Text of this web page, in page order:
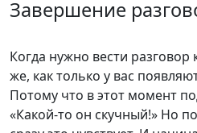
Завершение
Когда нужно вести
же, как только у вас
Потому что в этот момент
«Какой-то он скучный!» Но